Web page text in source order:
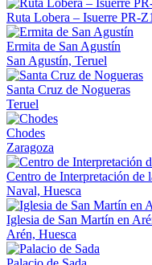
Ruta Lobera – Isuerre PR-
Ermita de San Agustín
San Agustín, Teruel
Santa Cruz de Nogueras
Teruel
Chodes
Zaragoza
Centro de Interpretación de
Naval, Huesca
Iglesia de San Martín en
Arén, Huesca